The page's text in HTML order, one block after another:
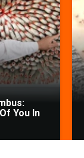
You In